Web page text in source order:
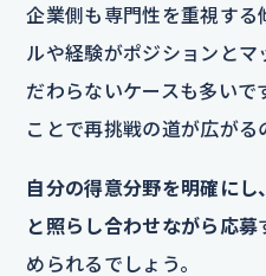
企業側も専門性を重視する
ルや経験がポジションとマ
だわらないケースも多いで
ことで再挑戦の道が広がる
自分の得意分野を明確に
と照らし合わせながら応募
められるでしょう。